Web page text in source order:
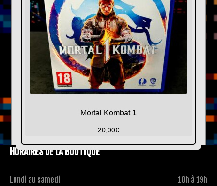
Mortal Kombat 1
20,00€
HORAIRES DE LA BOUTIQUE
Lundi au samedi 10h à 19h